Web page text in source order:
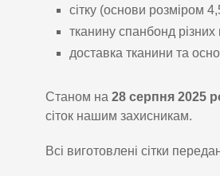
сітку (основи розміром
тканину спанбонд
доставка тканини та
Станом на 28 серпня 2025
сіток нашим захисникам.
Всі виготовлені сітки